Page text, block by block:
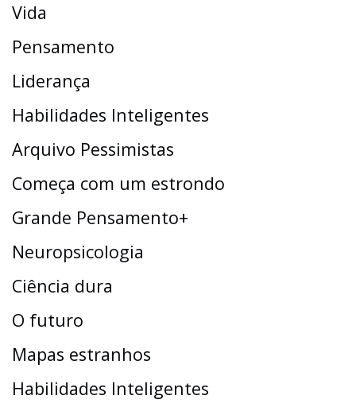
Vida
Pensamento
Liderança
Habilidades Inteligentes
Arquivo Pessimistas
Começa com um estrondo
Grande Pensamento+
Neuropsicologia
Ciência dura
O futuro
Mapas estranhos
Habilidades Inteligentes